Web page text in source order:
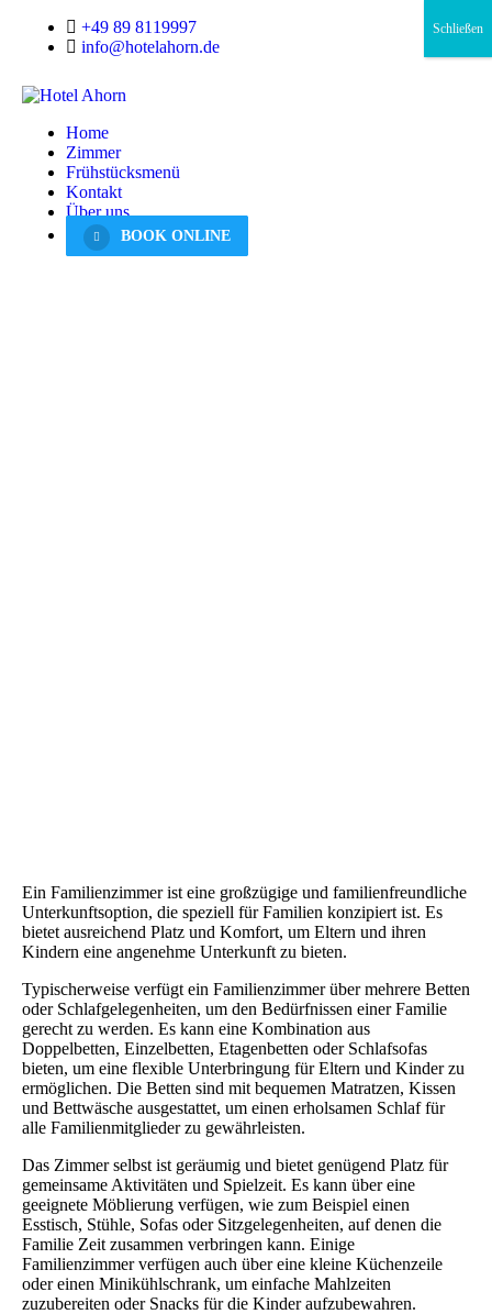
+49 89 8119997
info@hotelahorn.de
Home
Zimmer
Frühstücksmenü
Kontakt
Über uns
BOOK ONLINE
Ein Familienzimmer ist eine großzügige und familienfreundliche
Unterkunftsoption, die speziell für Familien konzipiert ist. Es
bietet ausreichend Platz und Komfort, um Eltern und ihren
Kindern eine angenehme Unterkunft zu bieten.
Typischerweise verfügt ein Familienzimmer über mehrere Betten
oder Schlafgelegenheiten, um den Bedürfnissen einer Familie
gerecht zu werden. Es kann eine Kombination aus
Doppelbetten, Einzelbetten, Etagenbetten oder Schlafsofas
bieten, um eine flexible Unterbringung für Eltern und Kinder zu
ermöglichen. Die Betten sind mit bequemen Matratzen, Kissen
und Bettwäsche ausgestattet, um einen erholsamen Schlaf für
alle Familienmitglieder zu gewährleisten.
Das Zimmer selbst ist geräumig und bietet genügend Platz für
gemeinsame Aktivitäten und Spielzeit. Es kann über eine
geeignete Möblierung verfügen, wie zum Beispiel einen
Esstisch, Stühle, Sofas oder Sitzgelegenheiten, auf denen die
Familie Zeit zusammen verbringen kann. Einige
Familienzimmer verfügen auch über eine kleine Küchenzeile
oder einen Minikühlschrank, um einfache Mahlzeiten
zuzubereiten oder Snacks für die Kinder aufzubewahren.
Schließen